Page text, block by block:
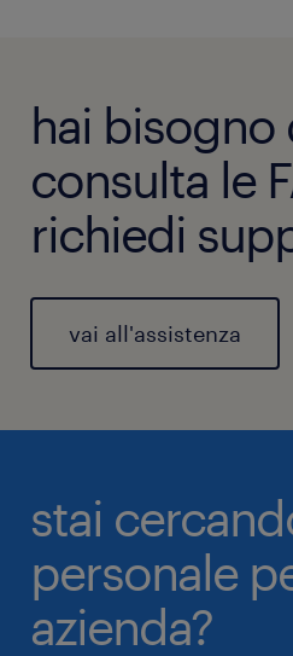
hai bisogno
consulta le
richiedi
vai all'assistenza
stai
personale
azienda?